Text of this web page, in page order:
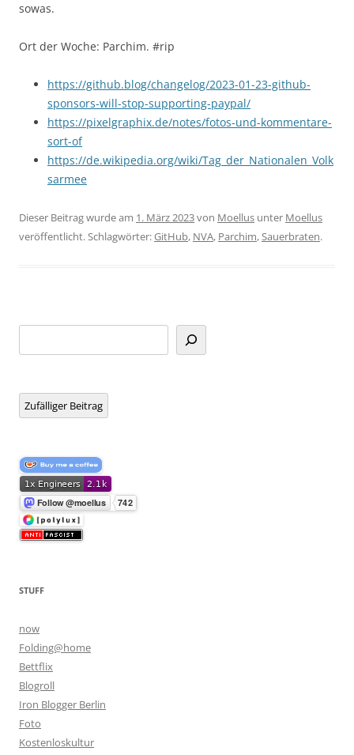
sowas.
Ort der Woche: Parchim. #rip
https://github.blog/changelog/2023-01-23-github-
sponsors-will-stop-supporting-paypal/
https://pixelgraphix.de/notes/fotos-und-kommentare-
sort-of
https://de.wikipedia.org/wiki/Tag_der_Nationalen_Volk
sarmee
Dieser Beitrag wurde am 1. März 2023von Moellus unter Moellus
veröffentlicht. Schlagwörter:GitHub, NVA, Parchim,Sauerbraten.
Zufälliger Beitrag
STUFF
now
Folding@home
Bettflix
Blogroll
Iron Blogger Berlin
Foto
Kostenloskultur